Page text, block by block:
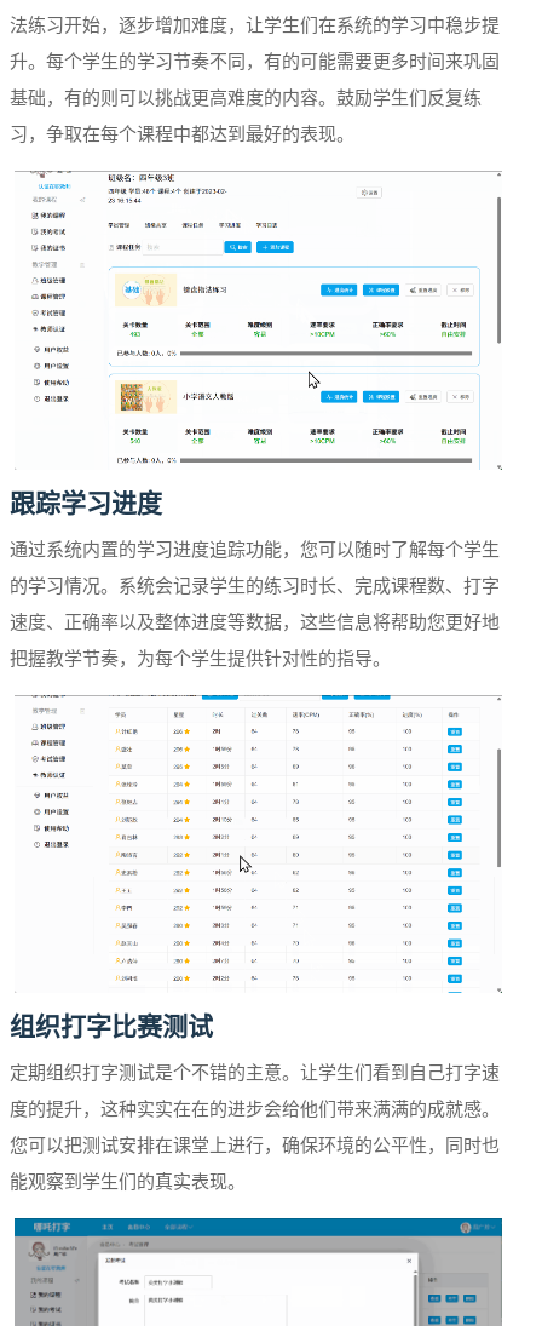
法练习开始，逐步增加难度，让学生们在系统的学习中稳步提
升。每个学生的学习节奏不同，有的可能需要更多时间来巩固
基础，有的则可以挑战更高难度的内容。鼓励学生们反复练
习，争取在每个课程中都达到最好的表现。
跟踪学习进度
通过系统内置的学习进度追踪功能，您可以随时了解每个学生
的学习情况。系统会记录学生的练习时长、完成课程数、打字
速度、正确率以及整体进度等数据，这些信息将帮助您更好地
把握教学节奏，为每个学生提供针对性的指导。
组织打字比赛测试
定期组织打字测试是个不错的主意。让学生们看到自己打字速
度的提升，这种实实在在的进步会给他们带来满满的成就感。
您可以把测试安排在课堂上进行，确保环境的公平性，同时也
能观察到学生们的真实表现。